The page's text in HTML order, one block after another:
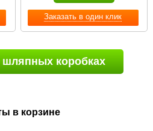
Заказать в один клик
коробках
в корзине